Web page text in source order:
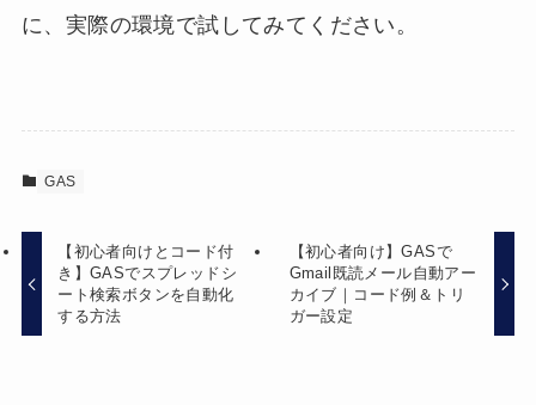
に、実際の環境で試してみてください。
GAS
【初心者向けとコード付
き】GASでスプレッドシ
ート検索ボタンを自動化
する方法
【初心者向け】GASで
Gmail既読メール自動アー
カイブ｜コード例＆トリ
ガー設定